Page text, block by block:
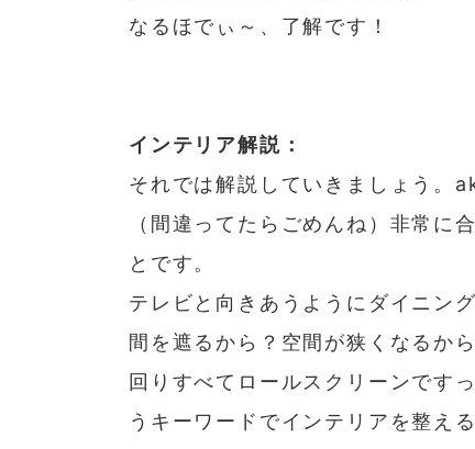
なるほでぃ～、了解です！
インテリア解説：
それでは解説していきましょう。
（間違ってたらごめんね）非常に
とです。
テレビと向きあうようにダイニン
間を遮るから？空間が狭くなるか
回りすべてロールスクリーンです
うキーワードでインテリアを整え